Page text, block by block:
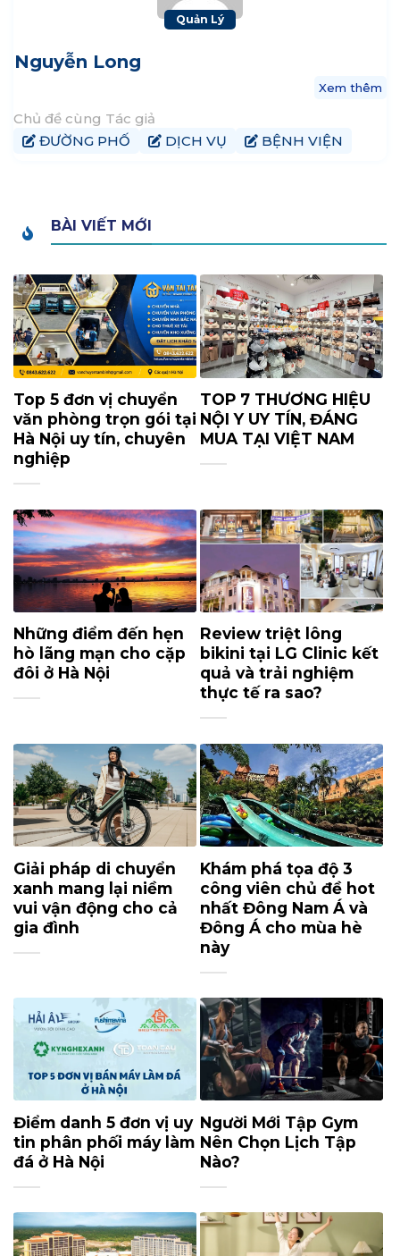
Quản Lý
Nguyễn Long
Xem thêm
Chủ đề cùng Tác giả
ĐƯỜNG PHỐ
DỊCH VỤ BỆNH VIỆN
BÀI VIẾT MỚI
Top 5 đơn vị chuyển
văn phòng trọn gói tại
Hà Nội uy tín, chuyên
nghiệp
TOP 7 THƯƠNG HIỆU
NỘI Y UY TÍN, ĐÁNG
MUA TẠI VIỆT NAM
Những điểm đến hẹn
hò lãng mạn cho cặp
đôi ở Hà Nội
Review triệt lông
bikini tại LG Clinic kết
quả và trải nghiệm
thực tế ra sao?
Giải pháp di chuyển
xanh mang lại niềm
vui vận động cho cả
gia đình
Khám phá tọa độ 3
công viên chủ đề hot
nhất Đông Nam Á và
Đông Á cho mùa hè
này
Điểm danh 5 đơn vị uy
tin phân phối máy làm
đá ở Hà Nội
Người Mới Tập Gym
Nên Chọn Lịch Tập
Nào?